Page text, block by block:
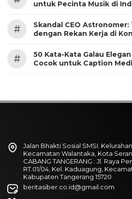
untuk Pecinta Musik di
#
Skandal CEO Astronomer:
dengan Rekan Kerja di
#
50 Kata-Kata Galau
Cocok untuk Caption
Jalan Bhakti Sosial SMSI.
Kecamatan Walantaka, Kota
CABANG TANGERANG : Jl. Raya
RT.01/04, Kel. Kaduagung,
Kabupaten Tangerang 15720
beritasiber.co.id@gmail.com